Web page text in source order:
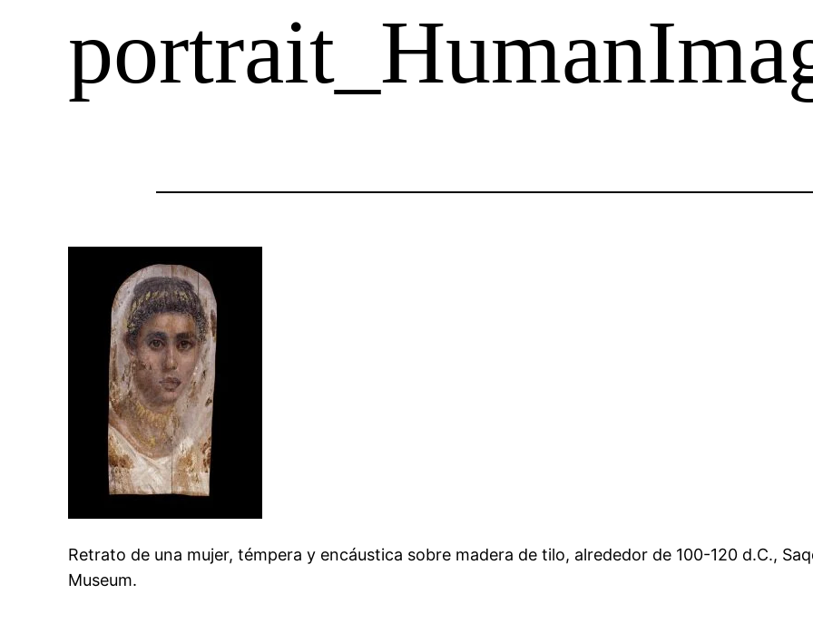
Retrato de una mujer, témpera y encáustica sobre madera de tilo, alrededor de 100-120 d.C.,
Museum.